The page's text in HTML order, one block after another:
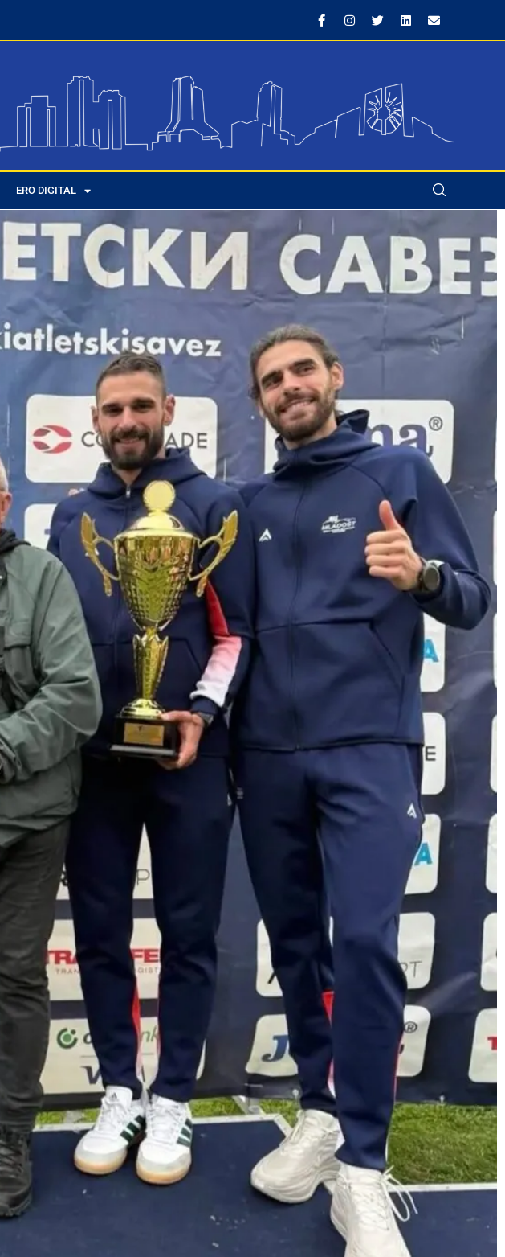
ERO DIGITAL